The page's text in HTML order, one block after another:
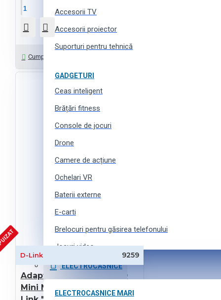
Accesorii TV
Accesorii proiector
Suporturi pentru tehnică
GADGETURI
Ceas inteligent
Brățări fitness
Console de jocuri
Drone
Camere de acțiune
Ochelari VR
Baterii externe
E-carti
Brelocuri pentru găsirea telefonului
Jocuri video
Curele pentru ceasuri inteligente
Accesorii pentru camere de acțiune
ELECTROCASNICE
ELECTROCASNICE MARI
Cumpără cu 1 click
D-Link 9259
Adaptor USB wireless 2.0
Mini N Dual Band LAN, D-